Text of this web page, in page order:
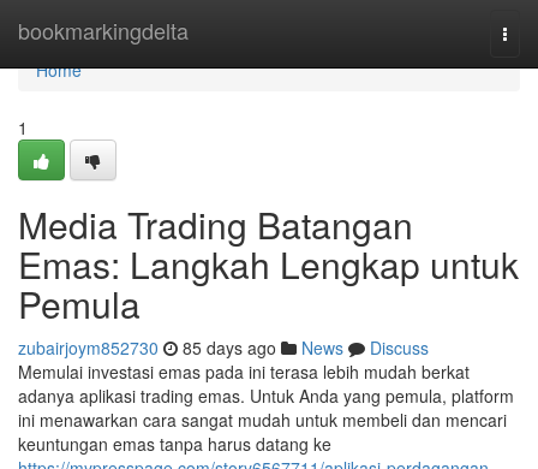
bookmarkingdelta
Home
Home
1
Media Trading Batangan
Emas: Langkah Lengkap untuk
Pemula
zubairjoym852730 85 days ago News
Discuss
Memulai investasi emas pada ini terasa lebih mudah berkat
adanya aplikasi trading emas. Untuk Anda yang pemula, platform
ini menawarkan cara sangat mudah untuk membeli dan mencari
keuntungan emas tanpa harus datang ke